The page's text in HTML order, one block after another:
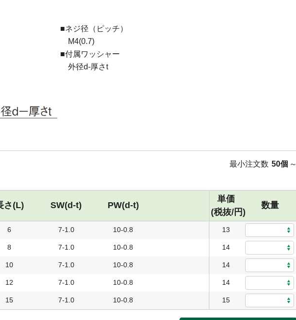
■ネジ径（ピッチ）
M4(0.7)
■付属ワッシャー
外径d-厚さt
最小注文数 50個
さ(L) SW(d-t) PW(d-t)
単価
(税抜/円)
数量
6 7-1.0 10-0.8 13
8 7-1.0 10-0.8 14
10 7-1.0 10-0.8 14
12 7-1.0 10-0.8 14
15 7-1.0 10-0.8 15